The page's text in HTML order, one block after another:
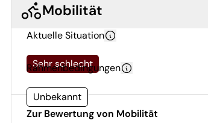
Mobilität
Aktuelle Situation
Sehr schlecht
Rahmenbedingungen
Unbekannt
Zur Bewertung von Mobilität